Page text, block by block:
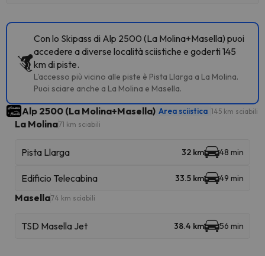
Con lo Skipass di Alp 2500 (La Molina+Masella) puoi
accedere a diverse località sciistiche e goderti 145
km di piste.
L'accesso più vicino alle piste è Pista Llarga a La Molina.
Puoi sciare anche a La Molina e Masella.
Alp 2500 (La Molina+Masella) Area sciistica 145 km sciabili
La Molina71 km sciabili
Pista Llarga 32 km 48 min
Edificio Telecabina 33.5 km 49 min
Masella74 km sciabili
TSD Masella Jet 38.4 km 56 min